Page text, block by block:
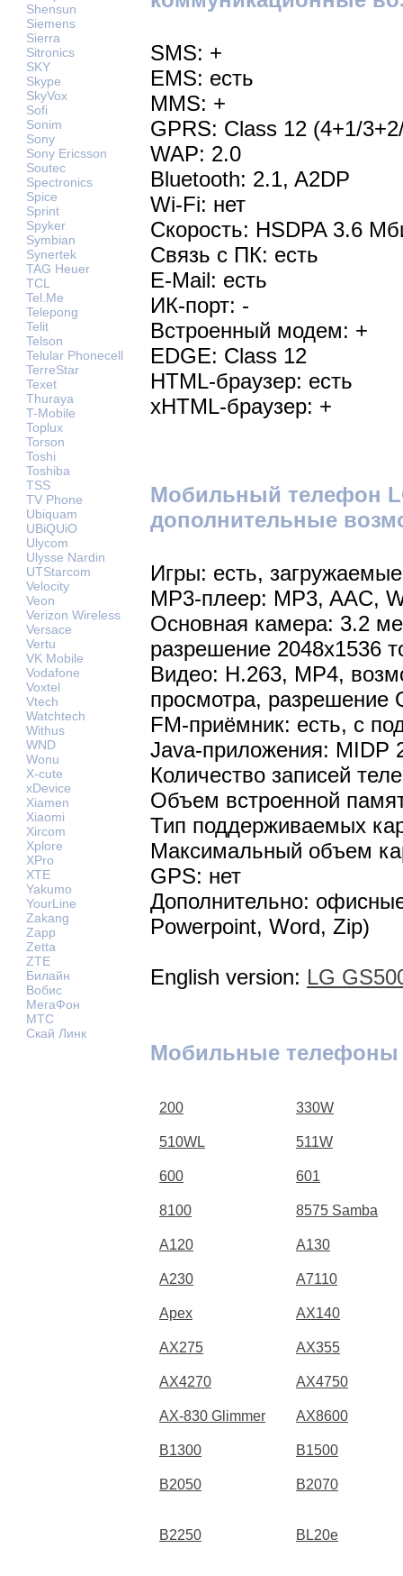
Shensun
Siemens
Sierra
Sitronics
SKY
Skype
SkyVox
Sofi
Sonim
Sony
Sony Ericsson
Soutec
Spectronics
Spice
Sprint
Spyker
Symbian
Synertek
TAG Heuer
TCL
Tel.Me
Telepong
Telit
Telson
Telular Phonecell
TerreStar
Texet
Thuraya
T-Mobile
Toplux
Torson
Toshi
Toshiba
TSS
TV Phone
Ubiquam
UBiQUiO
Ulycom
Ulysse Nardin
UTStarcom
Velocity
Veon
Verizon Wireless
Versace
Vertu
VK Mobile
Vodafone
Voxtel
Vtech
Watchtech
Withus
WND
Wonu
X-cute
xDevice
Xiamen
Xiaomi
Xircom
Xplore
XPro
XTE
Yakumo
YourLine
Zakang
Zapp
Zetta
ZTE
Билайн
Вобис
МегаФон
МТС
Скай Линк
SMS: +
EMS: есть
MMS: +
GPRS: Class 12 (4+1/
WAP: 2.0
Bluetooth: 2.1, A2DP
Wi-Fi: нет
Скорость: HSDPA 3.6
Связь с ПК: есть
E-Mail: есть
ИК-порт: -
Встроенный модем: +
EDGE: Class 12
HTML-браузер: есть
xHTML-браузер: +
Мобильный телефон
дополнительные
Игры: есть, загружаемые
MP3-плеер: MP3, AAC,
Основная камера: 3.2
разрешение 2048х1536
Видео: H.263, MP4,
просмотра, разрешение
FM-приёмник: есть, с
Java-приложения: MIDP
Количество записей
Объем встроенной
Тип поддерживаемых
Максимальный объем
GPS: нет
Дополнительно:
Powerpoint, Word, Zip)
English version: LG
Мобильные телефоны
200 330W
510WL 511W
600 601
8100 8575 Samba
A120 A130
A230 A7110
Apex AX140
AX275 AX355
AX4270 AX4750
AX-830 Glimmer AX8600
B1300 B1500
B2050 B2070
B2250 BL20e